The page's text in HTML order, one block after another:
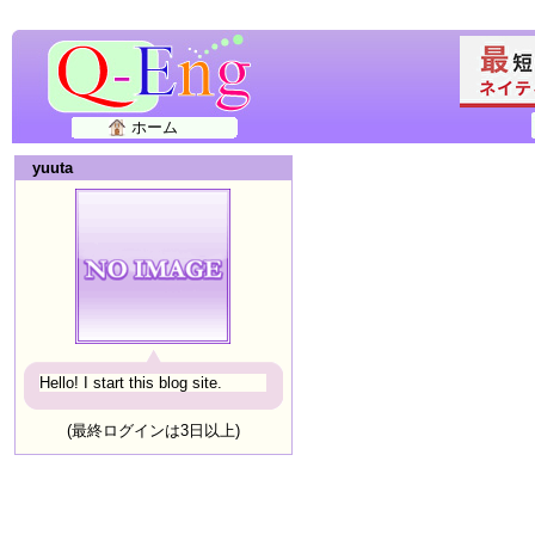
ホーム
yuuta
Hello! I start this blog site.
(最終ログインは3日以上)